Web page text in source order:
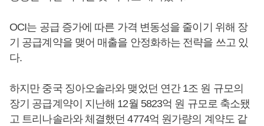
OCI는 공급 증가에 따른 가격 변동성을 줄이기 위해 장
기 공급계약을 맺어 매출을 안정화하는 전략을 쓰고 있
다.
하지만 중국 징아오솔라와 맺었던 연간 1조 원 규모의
장기 공급계약이 지난해 12월 5823억 원 규모로 축소됐
고 트리나솔라와 체결했던 4774억 원가량의 계약도 같